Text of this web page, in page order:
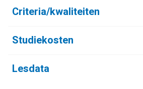
Criteria/kwaliteiten
Studiekosten
Lesdata